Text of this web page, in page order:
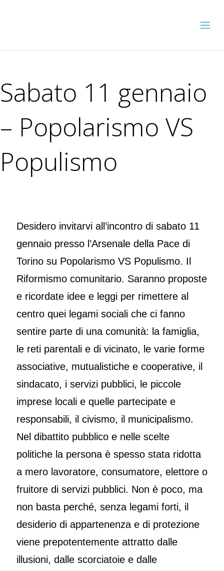
Sabato 11 gennaio
– Popolarismo VS
Populismo
Desidero invitarvi all’incontro di sabato 11
gennaio presso l’Arsenale della Pace di
Torino su Popolarismo VS Populismo. Il
Riformismo comunitario. Saranno proposte
e ricordate idee e leggi per rimettere al
centro quei legami sociali che ci fanno
sentire parte di una comunità: la famiglia,
le reti parentali e di vicinato, le varie forme
associative, mutualistiche e cooperative, il
sindacato, i servizi pubblici, le piccole
imprese locali e quelle partecipate e
responsabili, il civismo, il municipalismo.
Nel dibattito pubblico e nelle scelte
politiche la persona è spesso stata ridotta
a mero lavoratore, consumatore, elettore o
fruitore di servizi pubblici. Non è poco, ma
non basta perché, senza legami forti, il
desiderio di appartenenza e di protezione
viene prepotentemente attratto dalle
illusioni, dalle scorciatoie e dalle